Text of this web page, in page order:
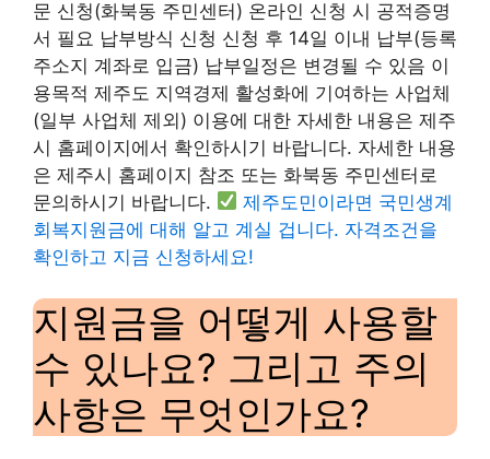
문 신청(화북동 주민센터) 온라인 신청 시 공적증명
서 필요 납부방식 신청 신청 후 14일 이내 납부(등록
주소지 계좌로 입금) 납부일정은 변경될 수 있음 이
용목적 제주도 지역경제 활성화에 기여하는 사업체
(일부 사업체 제외) 이용에 대한 자세한 내용은 제주
시 홈페이지에서 확인하시기 바랍니다. 자세한 내용
은 제주시 홈페이지 참조 또는 화북동 주민센터로
문의하시기 바랍니다.
제주도민이라면 국민생계
회복지원금에 대해 알고 계실 겁니다. 자격조건을
확인하고 지금 신청하세요!
지원금을 어떻게 사용할
수 있나요? 그리고 주의
사항은 무엇인가요?